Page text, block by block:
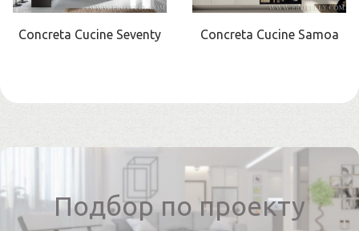
Concreta Cucine Seventy Concreta Cucine Samoa
Подбор по проекту